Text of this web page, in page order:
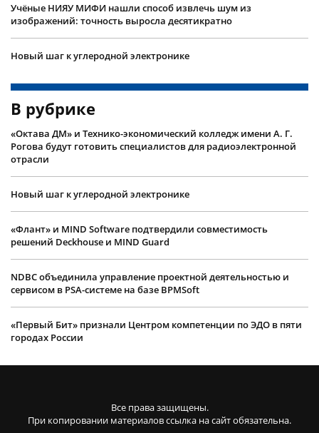
Учëные НИЯУ МИФИ нашли способ извлечь шум из
изображений: точность выросла десятикратно
Новый шаг к углеродной электронике
В рубрике
«Октава ДМ» и Технико-экономический колледж имени А. Г.
Рогова будут готовить специалистов для радиоэлектронной
отрасли
Новый шаг к углеродной электронике
«Флант» и MIND Software подтвердили совместимость
решений Deckhouse и MIND Guard
NDBC объединила управление проектной деятельностью и
сервисом в PSA-системе на базе BPMSoft
«Первый Бит» признали Центром компетенции по ЭДО в пяти
городах России
Все права защищены.
При копировании материалов ссылка на сайт обязательна.